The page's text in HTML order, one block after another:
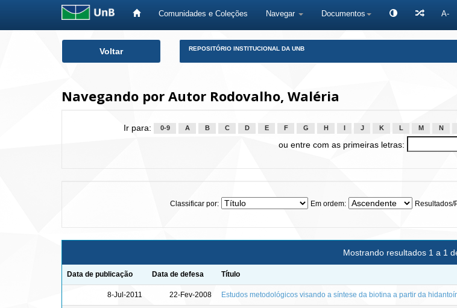
Comunidades e Coleções Navegar Documentos A-
Voltar REPOSITÓRIO INSTITUCIONAL DA UNB
Navegando por Autor Rodovalho, Waléria
Ir para: 0-9 A B C D E F G H J K L M N
ou entre com as primeiras letras:
Classificar por: Em ordem: Resultados/
Mostrando resultados 1 a 1
Data de publicação Data de defesa Título
8-Jul-2011 22-Fev-2008 Estudos metodológicos visando a síntese da biotina a partir da